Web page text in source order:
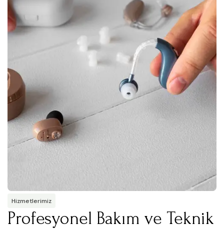
Hizmetlerimiz
Profesyonel Bakım ve Teknik